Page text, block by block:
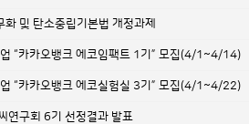
및 탄소중립기본법 개정과제
“카카오뱅크 에코임팩트 1기” 모집(4/1~4/14)
“카카오뱅크 에코실험실 3기” 모집(4/1~4/22)
연구회 6기 선정결과 발표